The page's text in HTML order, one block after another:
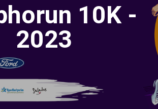
10K -
2023